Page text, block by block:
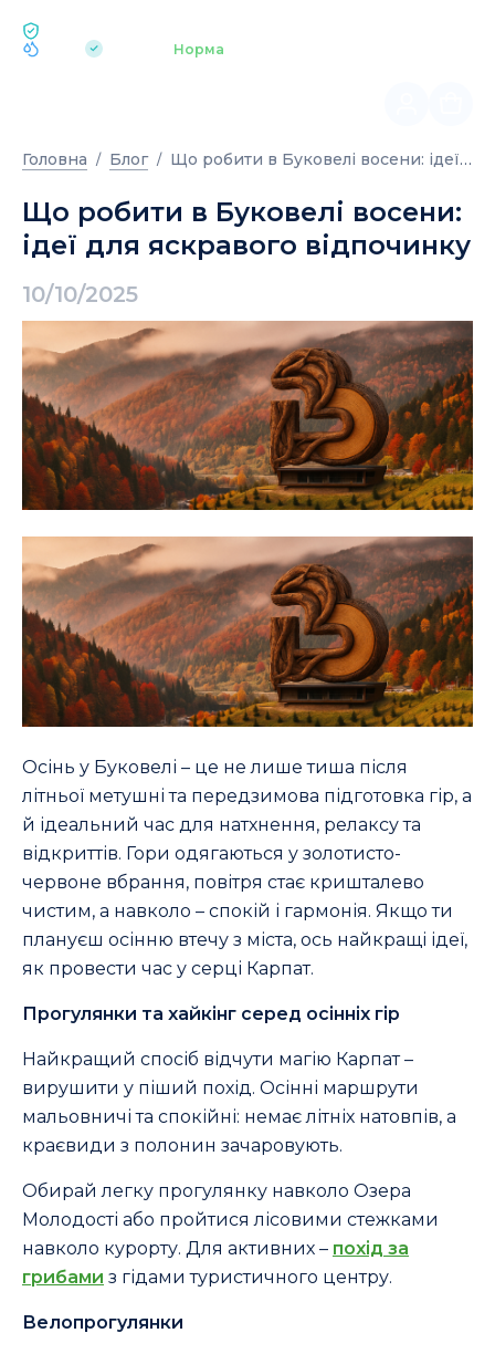
| Норма
Головна Блог Що робити в Буковелі восени: ідеї для яскравого відпочинку
Що робити в Буковелі восени:
ідеї для яскравого відпочинку
10/10/2025
Осінь у Буковелі – це не лише тиша після
літньої метушні та передзимова підготовка гір, а
й ідеальний час для натхнення, релаксу та
відкриттів. Гори одягаються у золотисто-
червоне вбрання, повітря стає кришталево
чистим, а навколо – спокій і гармонія. Якщо ти
плануєш осінню втечу з міста, ось найкращі ідеї,
як провести час у серці Карпат.
Прогулянки та хайкінг серед осінніх гір
Найкращий спосіб відчути магію Карпат –
вирушити у піший похід. Осінні маршрути
мальовничі та спокійні: немає літніх натовпів, а
краєвиди з полонин зачаровують.
Обирай легку прогулянку навколо Озера
Молодості або пройтися лісовими стежками
навколо курорту. Для активних – похід за
грибами з гідами туристичного центру.
Велопрогулянки